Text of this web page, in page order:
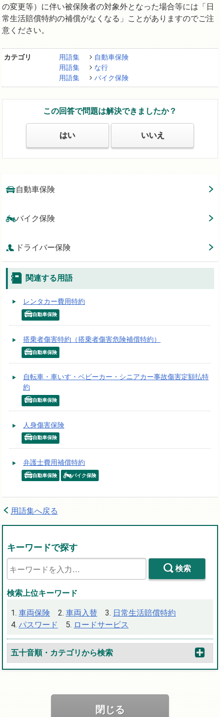
の変更等）に伴い被保険者の対象外となった場合等には「日
常生活賠償特約の補償がなくなる」ことがありますのでご注
意ください。
カテゴリ 用語集
自動車保険
用語集
な行
用語集
バイク保険
この回答で問題は解決できましたか？
はい いいえ
自動車保険
バイク保険
ドライバー保険
関連する用語
レンタカー費用特約
自動車保険
搭乗者傷害特約（搭乗者傷害危険補償特約）
自動車保険
自転車・車いす・ベビーカー・シニアカー事故傷害定額払特
約
自動車保険
人身傷害保険
自動車保険
弁護士費用補償特約
自動車保険 バイク保険
用語集へ戻る
キーワードで探す
検索
検索上位キーワード
車両保険 車両入替
日常生活賠償特約
パスワード
ロードサービス
五十音順・カテゴリから検索
閉じる